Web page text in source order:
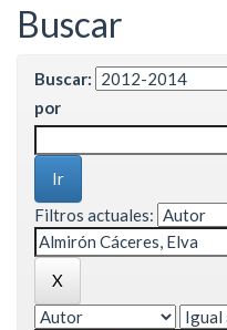
Buscar
Buscar:
por
Filtros actuales: